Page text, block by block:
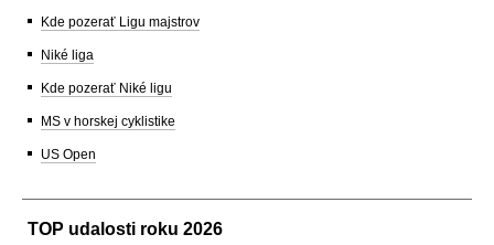
Kde pozerať Ligu majstrov
Niké liga
Kde pozerať Niké ligu
MS v horskej cyklistike
US Open
TOP udalosti roku 2026